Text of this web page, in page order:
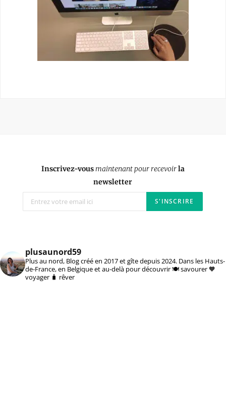
Inscrivez-vousmaintenant pour recevoirla
newsletter
plusaunord59
Plus au nord, Blog créé en 2017 et gîte depuis 2024. Dans les Hauts-
de-France, en Belgique et au-delà pour découvrir 🍽️ savourer 🧡
voyager 🧳 rêver